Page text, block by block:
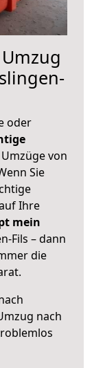
oder
von
Sie
Ihre
mein
Fils – dann
die
nach